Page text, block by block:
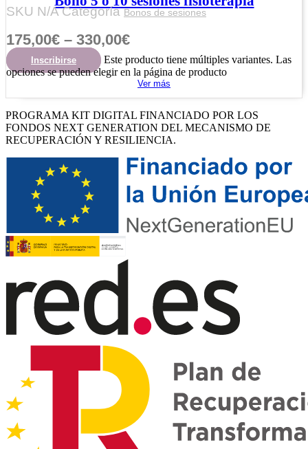
SKU N/ACategoría Bonos de sesiones
175,00€ – 330,00€
Inscribirse
Este producto tiene múltiples variantes. Las
opciones se pueden elegir en la página de producto
Ver más
PROGRAMA KIT DIGITAL FINANCIADO POR LOS
FONDOS NEXT GENERATION DEL MECANISMO DE
RECUPERACIÓN Y RESILIENCIA.